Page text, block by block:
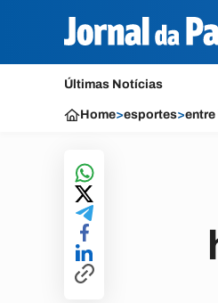
Últimas Notícias
Home>esportes>entre